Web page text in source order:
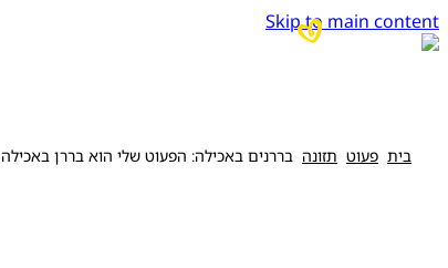
Skip to main content
בית פעוט תזונה בררנים באכילה: הפעוט שלי הוא בררן באכילה